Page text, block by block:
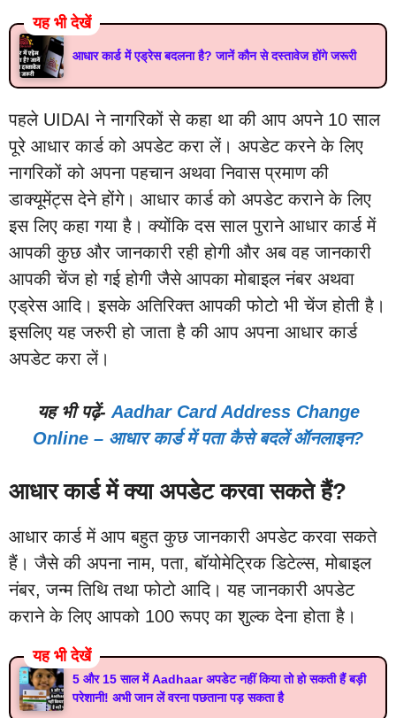
यह भी देखें
आधार कार्ड में एड्रेस बदलना है? जानें कौन से दस्तावेज होंगे जरूरी
पहले UIDAI ने नागरिकों से कहा था की आप अपने 10 साल
पूरे आधार कार्ड को अपडेट करा लें। अपडेट करने के लिए
नागरिकों को अपना पहचान अथवा निवास प्रमाण की
डाक्यूमेंट्स देने होंगे। आधार कार्ड को अपडेट कराने के लिए
इस लिए कहा गया है। क्योंकि दस साल पुराने आधार कार्ड में
आपकी कुछ और जानकारी रही होगी और अब वह जानकारी
आपकी चेंज हो गई होगी जैसे आपका मोबाइल नंबर अथवा
एड्रेस आदि। इसके अतिरिक्त आपकी फोटो भी चेंज होती है।
इसलिए यह जरुरी हो जाता है की आप अपना आधार कार्ड
अपडेट करा लें।
यह भी पढ़ें- Aadhar Card Address Change
Online – आधार कार्ड में पता कैसे बदलें ऑनलाइन?
आधार कार्ड में क्या अपडेट करवा सकते हैं?
आधार कार्ड में आप बहुत कुछ जानकारी अपडेट करवा सकते
हैं। जैसे की अपना नाम, पता, बॉयोमेट्रिक डिटेल्स, मोबाइल
नंबर, जन्म तिथि तथा फोटो आदि। यह जानकारी अपडेट
कराने के लिए आपको 100 रूपए का शुल्क देना होता है।
यह भी देखें
5 और 15 साल में Aadhaar अपडेट नहीं किया तो हो सकती हैं बड़ी
परेशानी! अभी जान लें वरना पछताना पड़ सकता है